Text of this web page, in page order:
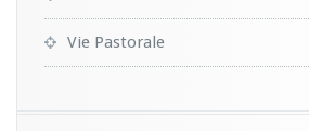
Vie Pastorale